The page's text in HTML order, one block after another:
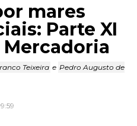
mares
Parte XI
Teixeira e Pedro Augusto de